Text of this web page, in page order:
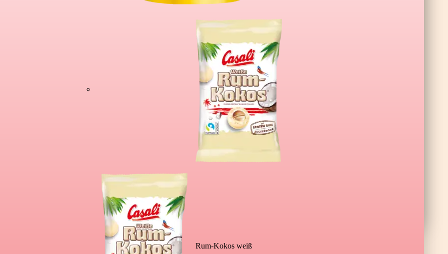
Čokoladne Banane XL Wildberry
Rum-Kokos weiß